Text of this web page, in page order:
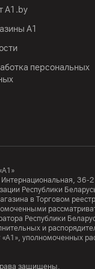
A1.by
А1
персональных
Интернациональная, 36-2
Республики
в Торговом
Республики
и
уполномоченных
защищены.